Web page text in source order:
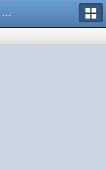
Всеволожский форум